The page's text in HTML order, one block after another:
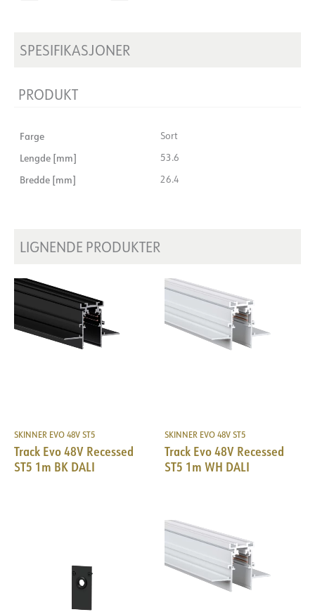
SPESIFIKASJONER
PRODUKT
Farge Sort
Lengde [mm] 53.6
Bredde [mm] 26.4
LIGNENDE PRODUKTER
SKINNER EVO 48V ST5
Track Evo 48V Recessed
ST5 1m BK DALI
SKINNER EVO 48V ST5
Track Evo 48V Recessed
ST5 1m WH DALI